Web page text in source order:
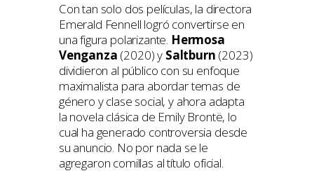
Con tan solo dos películas, la directora
Emerald Fennell logró convertirse en
una figura polarizante. Hermosa
Venganza (2020) y Saltburn (2023)
dividieron al público con su enfoque
maximalista para abordar temas de
género y clase social, y ahora adapta
la novela clásica de Emily Brontë, lo
cual ha generado controversia desde
su anuncio. No por nada se le
agregaron comillas al título oficial.